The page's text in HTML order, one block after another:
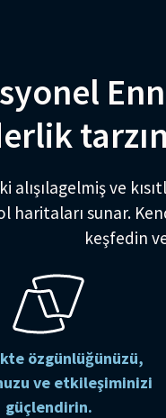
alışılagelmiş ve
haritaları sunar.
keşfedin
özgünlüğünüzü,
ve etkileşiminizi
güçlendirin.